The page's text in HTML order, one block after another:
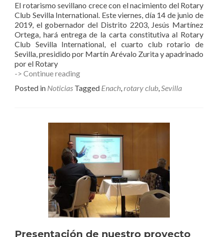
El rotarismo sevillano crece con el nacimiento del Rotary
Club Sevilla International. Este viernes, día 14 de junio de
2019, el gobernador del Distrito 2203, Jesús Martínez
Ortega, hará entrega de la carta constitutiva al Rotary
Club Sevilla International, el cuarto club rotario de
Sevilla, presidido por Martín Arévalo Zurita y apadrinado
por el Rotary
-> Continue readingRotary
Sevilla
a
Enach
Asociación.
Posted in Noticias Tagged Enach,rotary club,Sevilla
Presentación de nuestro proyecto